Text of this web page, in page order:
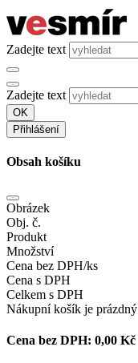
Zadejte text
Zadejte text
OK
Přihlášení
Obsah košíku
Obrázek
Obj. č.
Produkt
Množství
Cena bez DPH/ks
Cena s DPH
Celkem s DPH
Nákupní košík je prázdný
Cena bez DPH: 0,00 Kč